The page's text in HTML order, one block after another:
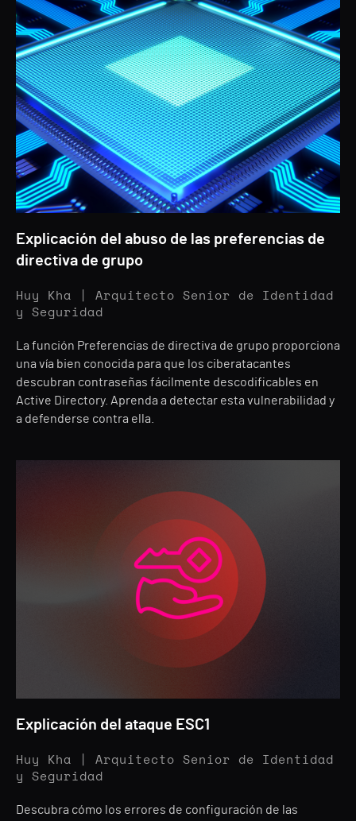
Explicación del abuso de las preferencias de
directiva de grupo
Huy Kha | Arquitecto Senior de Identidad
y Seguridad
La función Preferencias de directiva de grupo proporciona
una vía bien conocida para que los ciberatacantes
descubran contraseñas fácilmente descodificables en
Active Directory. Aprenda a detectar esta vulnerabilidad y
a defenderse contra ella.
Explicación del ataque ESC1
Huy Kha | Arquitecto Senior de Identidad
y Seguridad
Descubra cómo los errores de configuración de las